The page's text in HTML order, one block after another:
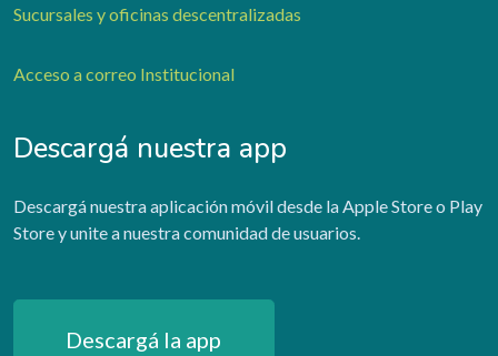
Sucursales y oficinas descentralizadas
Acceso a correo Institucional
Descargá nuestra app
Descargá nuestra aplicación móvil desde la Apple Store o Play
Store y unite a nuestra comunidad de usuarios.
Descargá la app